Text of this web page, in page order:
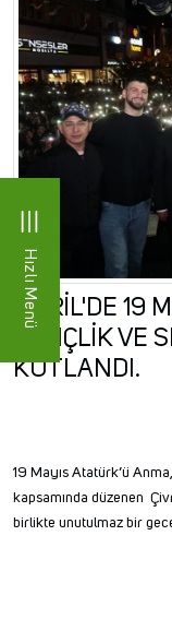
Hızlı Menü
ÇİVRİL'DE 19
GENÇLİK VE
KUTLANDI.
19 Mayıs Atatürk’ü
kapsamında düzenen
birlikte unutulmaz bir